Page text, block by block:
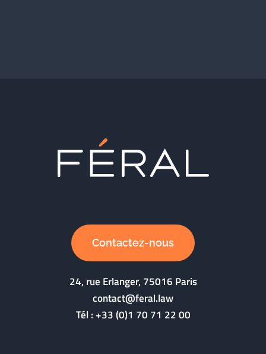
Contactez-nous
24, rue Erlanger, 75016 Paris
contact@feral.law
Tél :+33 (0)1 70 71 22 00